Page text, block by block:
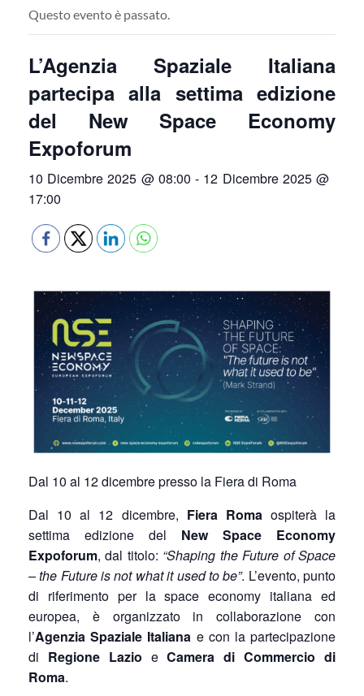
Questo evento è passato.
L’Agenzia Spaziale Italiana
partecipa alla settima edizione
del New Space Economy
Expoforum
10 Dicembre 2025 @ 08:00 - 12 Dicembre 2025 @
17:00
Dal 10 al 12 dicembre presso la Fiera di Roma
Dal 10 al 12 dicembre, Fiera Romaospiterà la
settima edizione del New Space Economy
Expoforum, dal titolo: “Shaping the Future of Space
– the Future is not what it used to be”. L’evento, punto
di riferimento per la space economy italiana ed
europea, è organizzato in collaborazione con
l’Agenzia Spaziale Italiana e con la partecipazione
di Regione Lazio eCamera di Commercio di
Roma.